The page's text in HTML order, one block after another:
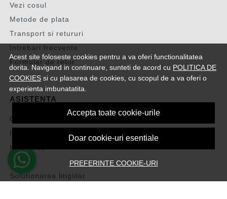
Acest site foloseste cookies pentru a va oferi functionalitatea
dorita. Navigand in continuare, sunteti de acord cu POLITICA DE
COOKIES si cu plasarea de cookies, cu scopul de a va oferi o
experienta imbunatatita.
Accepta toate cookie-urile
Doar cookie-uri esentiale
PREFERINTE COOKIE-URI
Vezi cosul
Metode de plata
Transport si retururi
Intrebari frecvente
Formular de retur
ASISTENTA
Contacteaza-ne
Intrebari frecvente
Harta site
ANPC
Solutionarea litigiilor